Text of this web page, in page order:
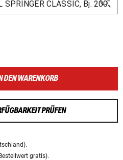
DEN WARENKORB
PRÜFEN
gratis).